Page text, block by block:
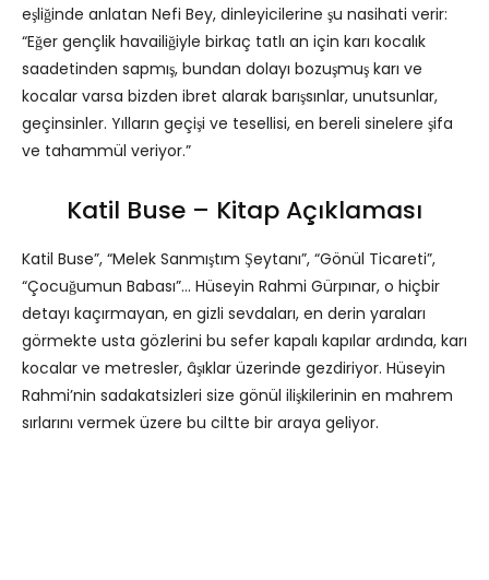
eşliğinde anlatan Nefi Bey, dinleyicilerine şu nasihati verir:
“Eğer gençlik havailiğiyle birkaç tatlı an için karı kocalık
saadetinden sapmış, bundan dolayı bozuşmuş karı ve
kocalar varsa bizden ibret alarak barışsınlar, unutsunlar,
geçinsinler. Yılların geçişi ve tesellisi, en bereli sinelere şifa
ve tahammül veriyor.”
Katil Buse – Kitap Açıklaması
Katil Buse”, “Melek Sanmıştım Şeytanı”, “Gönül Ticareti”,
“Çocuğumun Babası”… Hüseyin Rahmi Gürpınar, o hiçbir
detayı kaçırmayan, en gizli sevdaları, en derin yaraları
görmekte usta gözlerini bu sefer kapalı kapılar ardında, karı
kocalar ve metresler, âşıklar üzerinde gezdiriyor. Hüseyin
Rahmi’nin sadakatsizleri size gönül ilişkilerinin en mahrem
sırlarını vermek üzere bu ciltte bir araya geliyor.